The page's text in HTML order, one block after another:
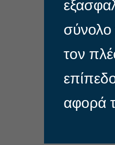
σύνολο
τον
αφορά